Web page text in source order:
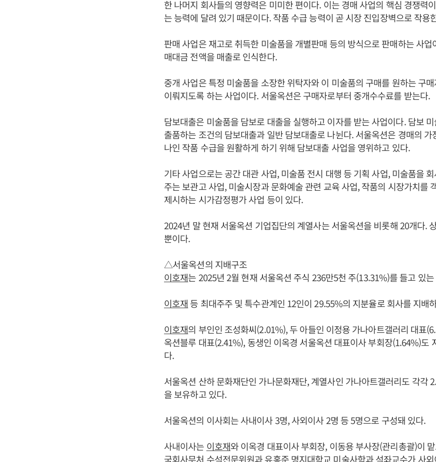
한 나머지 회사들의 영향력은 미미한 편이다. 이는 경매 사업의 핵심 경쟁력
는 능력에 달려 있기 때문이다. 작품 수급 능력이 곧 시장 진입장벽으로 작용
판매 사업은 재고로 취득한 미술품을 개별판매 등의 방식으로 판매하는 사업
매대금 전액을 매출로 인식한다.
중개 사업은 특정 미술품을 소장한 위탁자와 이 미술품의 구매를 원하는 구
이뤄지도록 하는 사업이다. 서울옥션은 구매자로부터 중개수수료를 받는다.
담보대출은 미술품을 담보로 대출을 실행하고 이자를 받는 사업이다. 담보
출품하는 조건의 담보대출과 일반 담보대출로 나뉜다. 서울옥션은 경매의 가
나인 작품 수급을 원활하게 하기 위해 담보대출 사업을 영위하고 있다.
기타 사업으로는 공간 대관 사업, 미술품 전시 대행 등 기획 사업, 미술품을
주는 보관고 사업, 미술시장과 문화예술 관련 교육 사업, 작품의 시장가치를
제시하는 시가감정평가 사업 등이 있다.
2024년 말 현재 서울옥션 기업집단의 계열사는 서울옥션을 비롯해 20개다.
뿐이다.
△서울옥션의 지배구조
이호재는 2025년 2월 현재 서울옥션 주식 236만5천 주(13.31%)를 들고 있
이호재 등 최대주주 및 특수관계인 12인이 29.55%의 지분율로 회사를 지배
이호재의 부인인 조성화씨(2.01%), 두 아들인 이정용 가나아트갤러리 대표
옥션블루 대표(2.41%), 동생인 이옥경 서울옥션 대표이사 부회장(1.64%)도
다.
서울옥션 산하 문화재단인 가나문화재단, 계열사인 가나아트갤러리도 각각
을 보유하고 있다.
서울옥션의 이사회는 사내이사 3명, 사외이사 2명 등 5명으로 구성돼 있다.
사내이사는 이호재와 이옥경 대표이사 부회장, 이동용 부사장(관리총괄)이
국회사무처 수석전문위원과 유홍준 명지대학교 미술사학과 석좌교수가 사